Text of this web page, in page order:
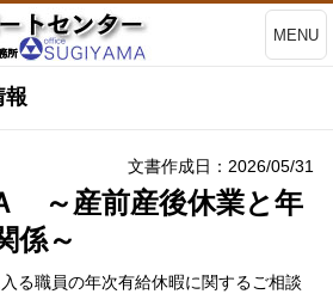
MENU
報
文書作成日：2026/05/31
～産前産後休業と年
係～
る職員の年次有給休暇に関するご相談